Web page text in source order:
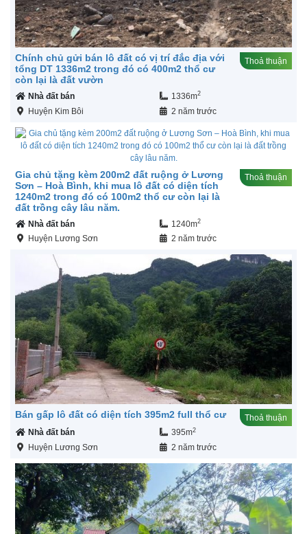
Chính chủ gửi bán lô đất có vị trí đắc địa với
tổng DT 1336m2 trong đó có 400m2 thổ cư
còn lại là đất vườn
Thoả thuận
Nhà đất bán 1336m2
Huyện Kim Bôi 2 năm trước
Gia chủ tặng kèm 200m2 đất ruộng ở Lương
Sơn – Hoà Bình, khi mua lô đất có diện tích
1240m2 trong đó có 100m2 thổ cư còn lại là
đất trồng cây lâu năm.
Thoả thuận
Nhà đất bán 1240m2
Huyện Lương Sơn 2 năm trước
Bán gấp lô đất có diện tích 395m2 full thổ cư
Thoả thuận
Nhà đất bán
395m2
Huyện Lương Sơn 2 năm trước